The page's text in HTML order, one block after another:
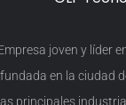
joven y líder
en la ciudad
principales